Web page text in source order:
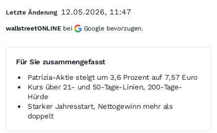
Für Sie zusammengefasst
Patrizia-Aktie steigt um 3,6 Prozent auf 7,57 Euro
Kurs über 21- und 50-Tage-Linien, 200-Tage-
Hürde
Starker Jahresstart, Nettogewinn mehr als
doppelt
Letzte Änderung 12.05.2026, 11:47
wallstreetONLINE bei Google bevorzugen.